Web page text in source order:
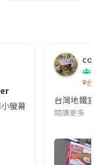
螢幕啦!這次的劇本改編
co
吹
台灣
台灣地鐵宣
閱讀更多